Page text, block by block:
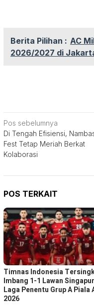
Berita Pilihan : AC
2026/2027 di
Navigasi
pos
Pos sebelumnya
Di Tengah Efisiensi,
Fest Tetap Meriah Berkat
Kolaborasi
POS TERKAIT
Timnas Indonesia
Imbang 1-1 Lawan
Laga Penentu Grup A Piala
2026